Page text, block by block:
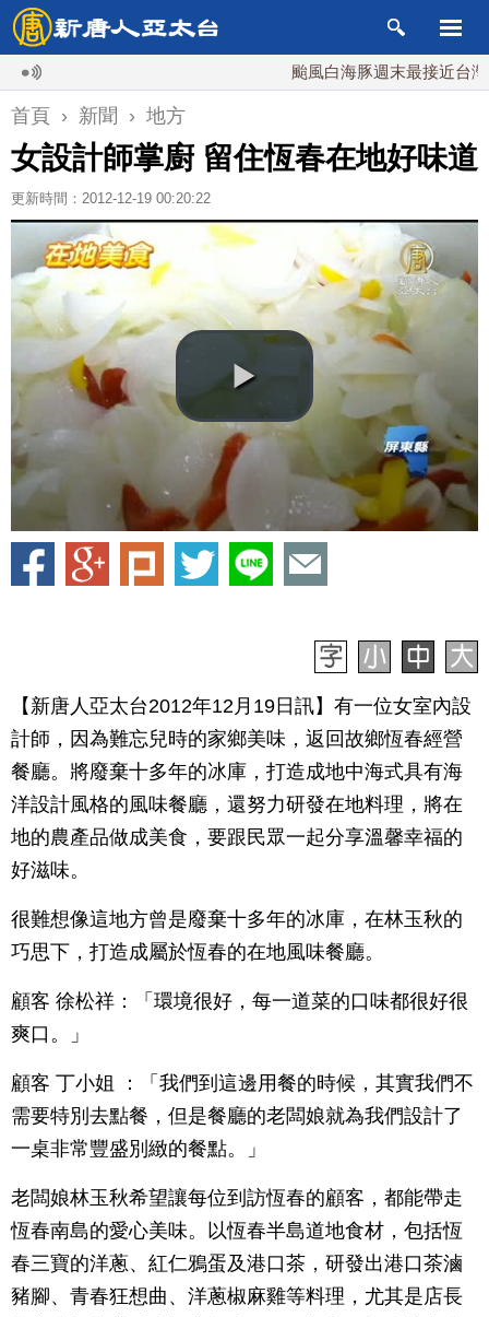
颱風白海豚週末最接近台灣 最快9
首頁 › 新聞 › 地方
女設計師掌廚 留住恆春在地好味道
更新時間：2012-12-19 00:20:22
【新唐人亞太台2012年12月19日訊】有一位女室內設
計師，因為難忘兒時的家鄉美味，返回故鄉恆春經營
餐廳。將廢棄十多年的冰庫，打造成地中海式具有海
洋設計風格的風味餐廳，還努力研發在地料理，將在
地的農產品做成美食，要跟民眾一起分享溫馨幸福的
好滋味。
很難想像這地方曾是廢棄十多年的冰庫，在林玉秋的
巧思下，打造成屬於恆春的在地風味餐廳。
顧客 徐松祥：「環境很好，每一道菜的口味都很好很
爽口。」
顧客 丁小姐 ：「我們到這邊用餐的時候，其實我們不
需要特別去點餐，但是餐廳的老闆娘就為我們設計了
一桌非常豐盛別緻的餐點。」
老闆娘林玉秋希望讓每位到訪恆春的顧客，都能帶走
恆春南島的愛心美味。以恆春半島道地食材，包括恆
春三寶的洋蔥、紅仁鴉蛋及港口茶，研發出港口茶滷
豬腳、青春狂想曲、洋蔥椒麻雞等料理，尤其是店長